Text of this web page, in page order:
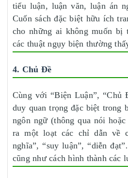
tiểu luận, luận văn, luận án
Cuốn sách đặc biệt hữu ích
cho những ai không muốn bị
các thuật ngụy biện thường
4. Chủ Đề
Cùng với “Biện Luận”, “Chủ
duy quan trọng đặc biệt trong
ngôn ngữ (thông qua nói
ra một loạt các chỉ dẫn về
nghĩa”, “suy luận”, “diễn
cũng như cách hình thành các